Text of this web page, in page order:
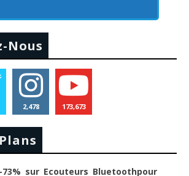
Nous
2,478 173,673
-73% sur Ecouteurs Bluetoothpour